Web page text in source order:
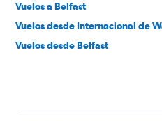
Vuelos a Belfast
Vuelos desde Internacional de
Vuelos desde Belfast